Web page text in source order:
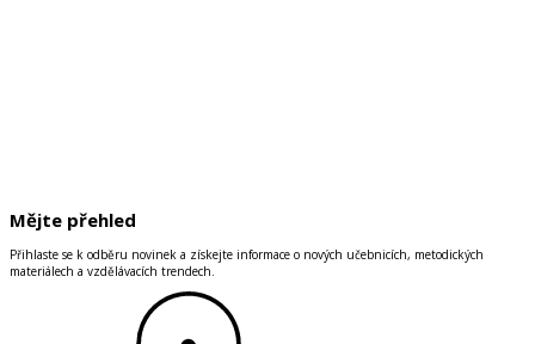
Mějte přehled
Přihlaste se k odběru novinek a získejte informace o nových učebnicích, metodických
materiálech a vzdělávacích trendech.